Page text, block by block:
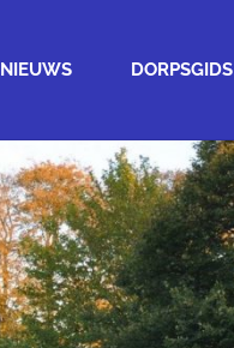
NIEUWS DORPSGIDS